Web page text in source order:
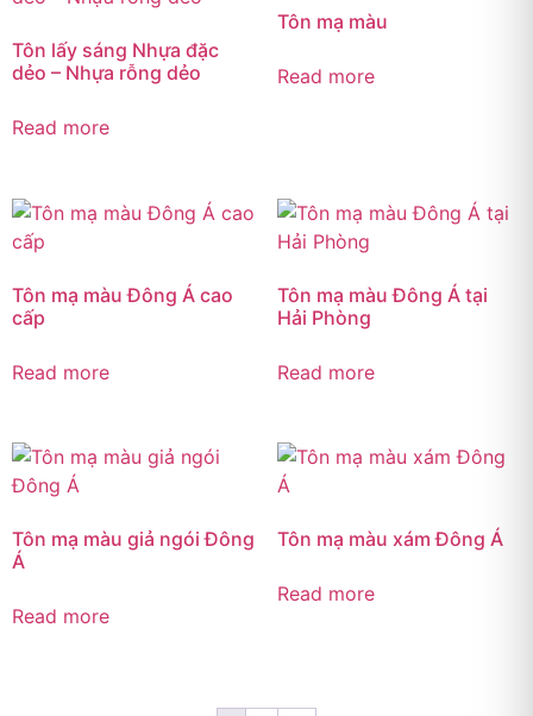
Tôn lấy sáng Nhựa đặc
dẻo – Nhựa rỗng dẻo
Read more
Tôn mạ màu
Read more
Tôn mạ màu Đông Á cao
cấp
Read more
Tôn mạ màu Đông Á tại
Hải Phòng
Read more
Tôn mạ màu giả ngói Đông
Á
Read more
Tôn mạ màu xám Đông Á
Read more